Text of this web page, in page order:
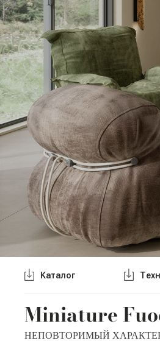
Miniature
НЕПОВТОРИМЫЙ
Kаталог